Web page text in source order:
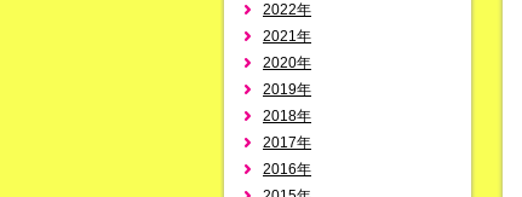
2022年
2021年
2020年
2019年
2018年
2017年
2016年